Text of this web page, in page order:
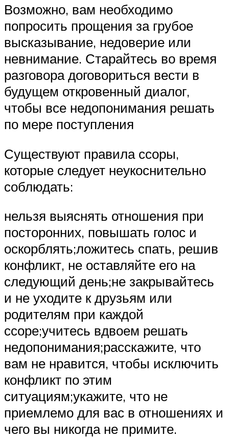
Возможно, вам необходимо
попросить прощения за грубое
высказывание, недоверие или
невнимание. Старайтесь во время
разговора договориться вести в
будущем откровенный диалог,
чтобы все недопонимания решать
по мере поступления
Существуют правила ссоры,
которые следует неукоснительно
соблюдать:
нельзя выяснять отношения при
посторонних, повышать голос и
оскорблять;ложитесь спать, решив
конфликт, не оставляйте его на
следующий день;не закрывайтесь
и не уходите к друзьям или
родителям при каждой
ссоре;учитесь вдвоем решать
недопонимания;расскажите, что
вам не нравится, чтобы исключить
конфликт по этим
ситуациям;укажите, что не
приемлемо для вас в отношениях и
чего вы никогда не примите.